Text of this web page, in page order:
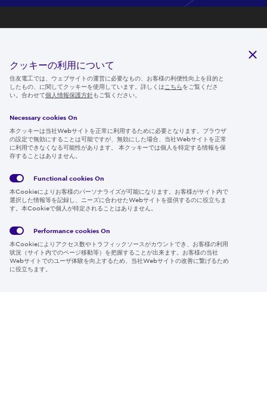
ニュースルーム
IR情報
採用情報
Global
Policy
サイト
約
Region & Language:
Japan | JP
クッキーの利用について
住友電工では、ウェブサイトの運営に必要なもの、お客様の利便性向上を目的と
したもの、に関してクッキーを使用しています。詳しくは こちらをご覧くださ
い。合わせて個人情報保護方針もご覧ください。
Necessary cookies On
本クッキーは当社Webサイトを正常に利用するために必要となります。ブラウザ
の設定で無効にすることは可能ですが、無効にした場合、当社Webサイトを正常
に利用できなくなる可能性があります。 本クッキーでは個人を特定する情報を保
存することはありません。
Functional cookies On
本Cookieによりお客様のパーソナライズが可能になります。お客様がサイト内で
選択した情報等を記録し、ニーズに合わせたWebサイトを提供するのに役立ちま
す。本Cookieで個人が特定されることはありません。
Performance cookies On
本Cookieによりアクセス数やトラフィックソースがカウントでき、お客様の利用
状況（サイト内でのページ移動等）を把握することが出来ます。お客様の当社
Webサイトでのユーザ体験を向上するため、当社Webサイトの改善に繋げるため
に役立ちます。